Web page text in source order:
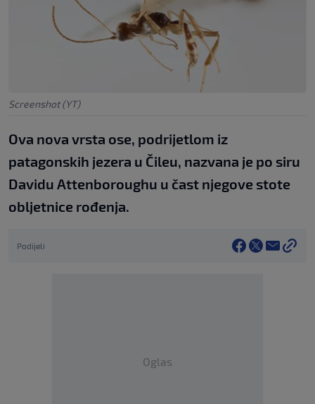
Screenshot (YT)
Ova nova vrsta ose, podrijetlom iz
patagonskih jezera u Čileu, nazvana je po siru
Davidu Attenboroughu u čast njegove stote
obljetnice rođenja.
Podijeli
Oglas